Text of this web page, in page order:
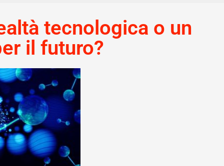
tecnologica o un
il futuro?